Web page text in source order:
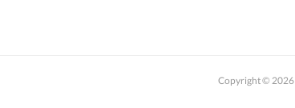
Copyright © 2026